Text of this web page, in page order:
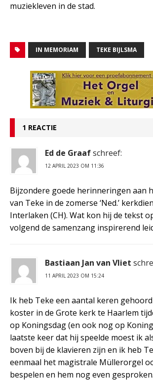
muziekleven in de stad.
IN MEMORIAM TEKE BIJLSMA
1 REACTIE
Ed de Graafschreef:
12 APRIL 2023 OM 11:36
Bijzondere goede herinneringen aan
van Teke in de zomerse ‘Ned.’
Interlaken (CH). Wat kon hij de tekst
volgend de samenzang inspirerend
Bastiaan Jan van Vliet
11 APRIL 2023 OM 15:24
Ik heb Teke een aantal keren
koster in de Grote kerk te Haarlem
op Koningsdag (en ook nog op
laatste keer dat hij speelde moest ik
boven bij de klavieren zijn en ik heb
eenmaal het magistrale Müllerorgel
bespelen en hem nog even